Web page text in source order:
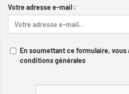
Votre adresse e-mail :
En soumettant ce formulaire, vous
conditions générales